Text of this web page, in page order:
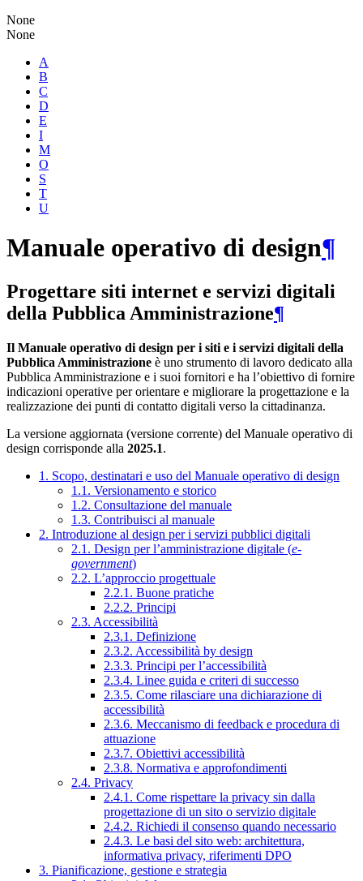
None
None
A
B
C
D
E
I
M
O
S
T
U
Manuale operativo di design¶
Progettare siti internet e servizi digitali
della Pubblica Amministrazione¶
Il Manuale operativo di design per i siti e i servizi digitali della
Pubblica Amministrazione è uno strumento di lavoro dedicato alla
Pubblica Amministrazione e i suoi fornitori e ha l’obiettivo di fornire
indicazioni operative per orientare e migliorare la progettazione e la
realizzazione dei punti di contatto digitali verso la cittadinanza.
La versione aggiornata (versione corrente) del Manuale operativo di
design corrisponde alla 2025.1.
1. Scopo, destinatari e uso del Manuale operativo di design
1.1. Versionamento e storico
1.2. Consultazione del manuale
1.3. Contribuisci al manuale
2. Introduzione al design per i servizi pubblici digitali
2.1. Design per l’amministrazione digitale (e-
government)
2.2. L’approccio progettuale
2.2.1. Buone pratiche
2.2.2. Principi
2.3. Accessibilità
2.3.1. Definizione
2.3.2. Accessibilità by design
2.3.3. Principi per l’accessibilità
2.3.4. Linee guida e criteri di successo
2.3.5. Come rilasciare una dichiarazione di
accessibilità
2.3.6. Meccanismo di feedback e procedura di
attuazione
2.3.7. Obiettivi accessibilità
2.3.8. Normativa e approfondimenti
2.4. Privacy
2.4.1. Come rispettare la privacy sin dalla
progettazione di un sito o servizio digitale
2.4.2. Richiedi il consenso quando necessario
2.4.3. Le basi del sito web: architettura,
informativa privacy, riferimenti DPO
3. Pianificazione, gestione e strategia